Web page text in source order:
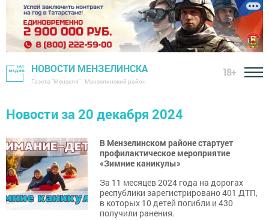
НОВОСТИ МЕНЗЕЛИНСКА
Газета "Мензеля" - Мензелинский район
18+
Новости за 20 декабря 2024
В Мензелинском районе стартует
профилактическое мероприятие
«Зимние каникулы»
За 11 месяцев 2024 года на дорогах
республики зарегистрировано 401 ДТП,
в которых 10 детей погибли и 430
получили ранения.